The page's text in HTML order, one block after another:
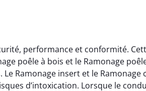
performance et conformité.
poêle à bois et le Ramonage
Ramonage insert et le Ramonage
d’intoxication. Lorsque le